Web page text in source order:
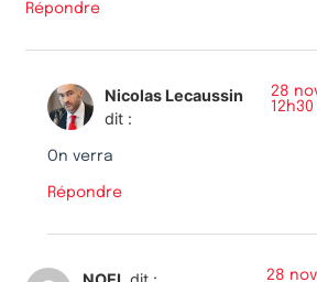
Répondre
Nicolas Lecaussin
dit :
28
12h30
On verra
Répondre
28